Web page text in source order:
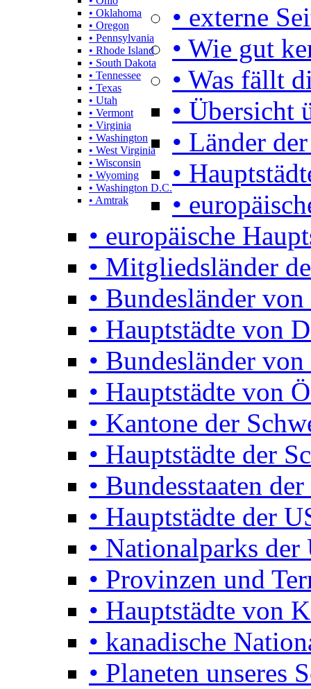
• Oklahoma
• Oregon
• Pennsylvania
• Rhode Island
• South Dakota
• Tennessee
• Texas
• Utah
• Vermont
• Virginia
• Washington
• West Virginia
• Wisconsin
• Wyoming
• Washington D.C.
• Amtrak
• externe
• Wie gut
• Was fällt
• Übersicht
• Länder
•
•
• europäische
• Mitgliedsländer
• Bundesländer
• Hauptstädte von
• Bundesländer
• Hauptstädte von
• Kantone der
• Hauptstädte der
• Bundesstaaten
• Hauptstädte der
• Nationalparks der
• Provinzen und
• Hauptstädte von
• kanadische
• Planeten unseres